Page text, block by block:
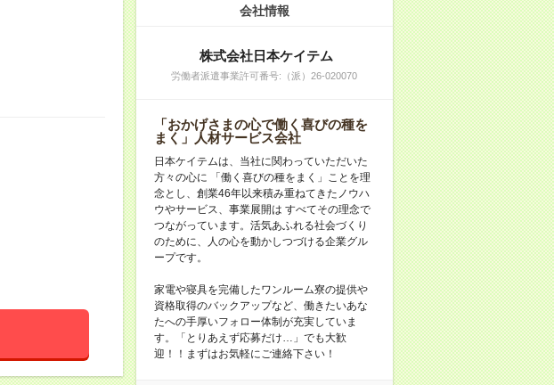
会社情報
株式会社日本ケイテム
労働者派遣事業許可番号:（派）26-020070
「おかげさまの心で働く喜びの種を
まく」人材サービス会社
日本ケイテムは、当社に関わっていただいた
方々の心に 「働く喜びの種をまく」ことを理
念とし、創業46年以来積み重ねてきたノウハ
ウやサービス、事業展開は すべてその理念で
つながっています。活気あふれる社会づくり
のために、人の心を動かしつづける企業グル
ープです。
家電や寝具を完備したワンルーム寮の提供や
資格取得のバックアップなど、働きたいあな
たへの手厚いフォロー体制が充実していま
す。「とりあえず応募だけ…」でも大歓
迎！！まずはお気軽にご連絡下さい！